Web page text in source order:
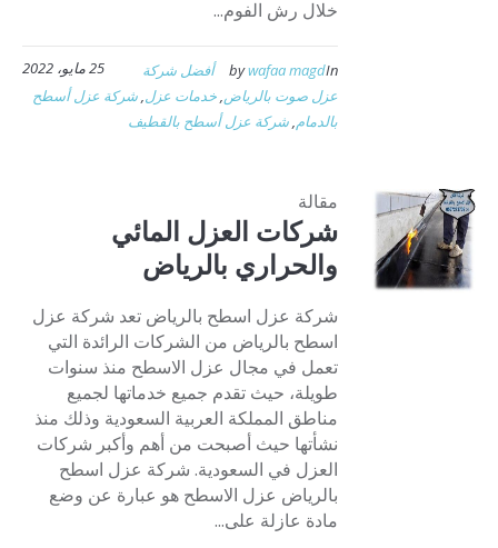
خلال رش الفوم...
25 مايو، 2022 bywafaa magdIn
أفضل شركة
عزل صوت بالرياض,خدمات عزل,شركة عزل أسطح
بالدمام,شركة عزل أسطح بالقطيف
مقالة
شركات العزل المائي
والحراري بالرياض
شركة عزل اسطح بالرياض تعد شركة عزل
اسطح بالرياض من الشركات الرائدة التي
تعمل في مجال عزل الاسطح منذ سنوات
طويلة، حيث تقدم جميع خدماتها لجميع
مناطق المملكة العربية السعودية وذلك منذ
نشأتها حيث أصبحت من أهم وأكبر شركات
العزل في السعودية. شركة عزل اسطح
بالرياض عزل الاسطح هو عبارة عن وضع
مادة عازلة على...